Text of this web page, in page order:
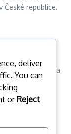
České republice.
O všech
oznámení na
deliver
You can
orReject